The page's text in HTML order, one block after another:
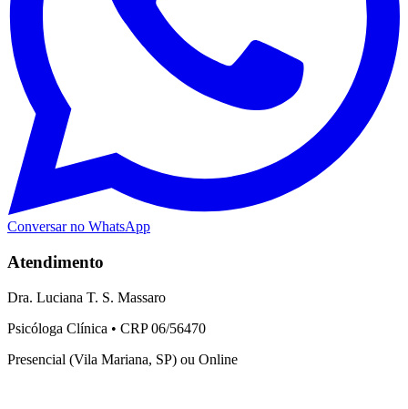
Conversar no WhatsApp
Atendimento
Dra. Luciana T. S. Massaro
Psicóloga Clínica • CRP 06/56470
Presencial (Vila Mariana, SP) ou Online